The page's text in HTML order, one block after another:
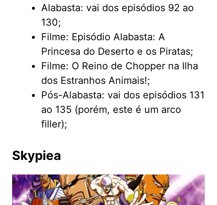
Alabasta: vai dos episódios 92 ao
130;
Filme: Episódio Alabasta: A
Princesa do Deserto e os Piratas;
Filme: O Reino de Chopper na Ilha
dos Estranhos Animais!;
Pós-Alabasta: vai dos episódios 131
ao 135 (porém, este é um arco
filler);
Skypiea